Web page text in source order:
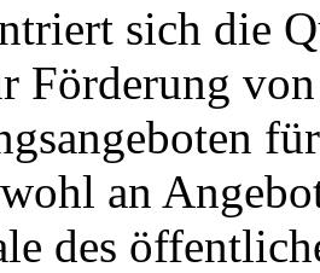
sich die
Förderung
an
des